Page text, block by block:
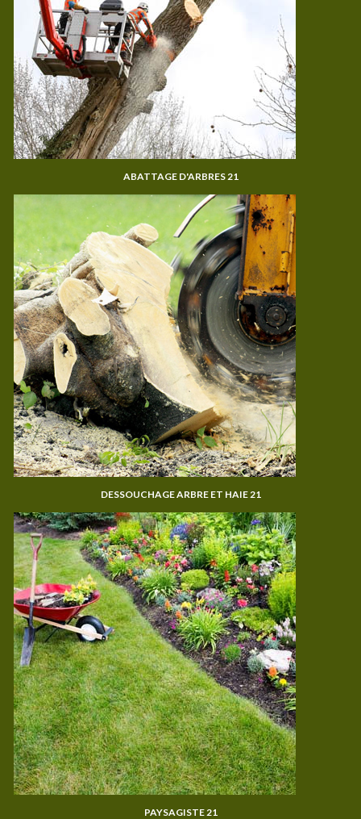
ABATTAGE D'ARBRES 21
DESSOUCHAGE ARBRE ET HAIE 21
PAYSAGISTE 21